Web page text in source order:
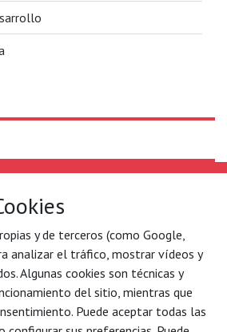
Por ejes de acción
Blog
Agenda
C/ Conde Mirasol 7 bajo.
48003 Bilbao - Bizkaia
y de terceros (como Google,
analizar el tráfico, mostrar vídeos y
Algunas cookies son técnicas y
del sitio, mientras que
Puede aceptar todas las